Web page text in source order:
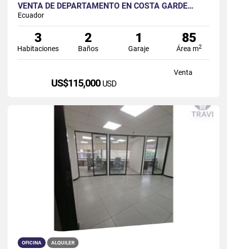
VENTA DE DEPARTAMENTO EN COSTA GARDE…
Ecuador
3
Habitaciones
2
Baños
1
Garaje
85
Área m2
Venta
US$115,000 USD
OFICINA ALQUILER